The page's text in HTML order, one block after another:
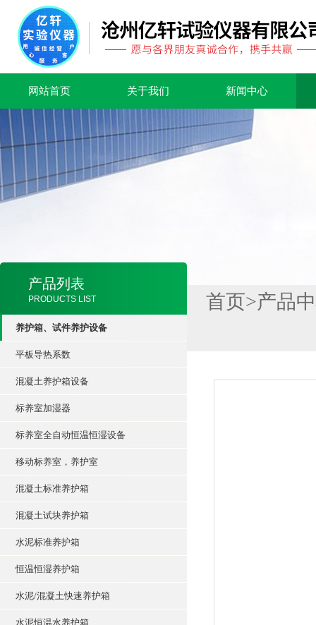
网站首页 关于我们 新闻中心
产品列表
PRODUCTS LIST
养护箱、试件养护设备
平板导热系数
混凝土养护箱设备
标养室加湿器
标养室全自动恒温恒湿设备
移动标养室，养护室
混凝土标准养护箱
混凝土试块养护箱
水泥标准养护箱
恒温恒湿养护箱
水泥/混凝土快速养护箱
水泥恒温水养护箱
首页>产品